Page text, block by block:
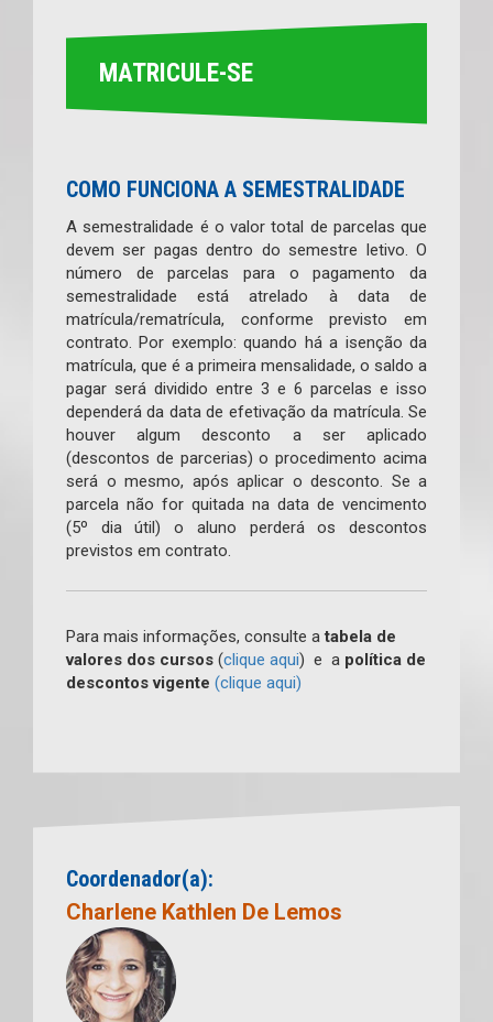
MATRICULE-SE
COMO FUNCIONA A SEMESTRALIDADE
A semestralidade é o valor total de parcelas que
devem ser pagas dentro do semestre letivo. O
número de parcelas para o pagamento da
semestralidade está atrelado à data de
matrícula/rematrícula, conforme previsto em
contrato. Por exemplo: quando há a isenção da
matrícula, que é a primeira mensalidade, o saldo a
pagar será dividido entre 3 e 6 parcelas e isso
dependerá da data de efetivação da matrícula. Se
houver algum desconto a ser aplicado
(descontos de parcerias) o procedimento acima
será o mesmo, após aplicar o desconto. Se a
parcela não for quitada na data de vencimento
(5º dia útil) o aluno perderá os descontos
previstos em contrato.
Para mais informações, consulte atabela de
valores dos cursos (clique aqui) e a política de
descontos vigente (clique aqui)
Coordenador(a):
Charlene Kathlen De Lemos